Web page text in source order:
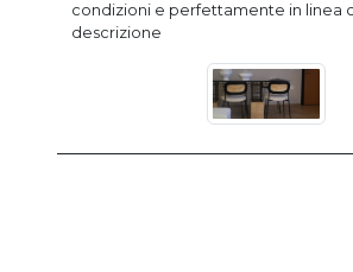
condizioni e perfettamente in linea
descrizione